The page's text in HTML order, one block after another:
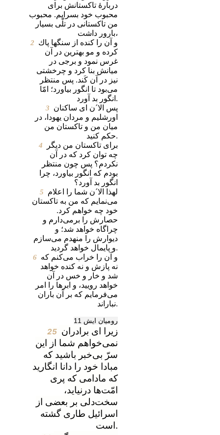
دربارۀ تاكستانش برای‌
محبوب‌ خود بسرایم‌. محبوب‌
من‌ تاكستانی‌ در تلّی‌ بسیار
بارور داشت‌،
2
كرده‌ و مو بهترین‌ در آن‌
غرس‌ نمود و برجی‌ در
میانش‌ بنا كرد و چرخشتی‌
نیز در آن‌ كَند. پس‌ منتظر
می‌بود تا انگور بیاورد؛ امّا
انگور بد آورد.
3
اورشلیم‌ و مردان‌ یهودا، در
میان‌ من‌ و تاكستان‌ من‌
حكم‌ كنید.
4
چه‌ توان‌ كرد كه‌ در آن‌
نكردم‌؟ پس‌ چون‌ منتظر
بودم‌ كه‌ انگور بیاورد، چرا
انگور بد آورد؟
5
می‌نمایم‌ كه‌ من‌ به‌ تاكستان‌
خود چه‌ خواهم‌ كرد.
حصارش‌ را برمی‌دارم‌ و
چراگاه‌ خواهد شد؛ و
دیوارش‌ را منهدم‌ می‌سازم‌
و پایمال‌ خواهد گردید.
6
نه‌ پازش‌ و نه‌ كنده‌ خواهد
شد و خار و خس‌ در آن‌
خواهد رویید، و ابرها را امر
می‌فرمایم‌ كه‌ بر آن‌ باران‌
نباراند.
روميان ايش 11
25
نمی‌خواهم شما از این
سرّ بی‌خبر باشید که
مبادا خود را دانا انگارید
که مادامی که پری
امّت‌ها درنیاید،
سخت‌دلی بر بعضی از
اسرائیل طاری گشته
است.